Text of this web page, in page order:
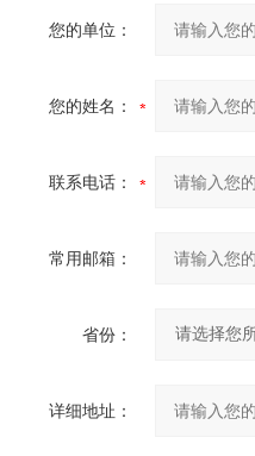
您的单位：
您的姓名：
联系电话：
常用邮箱：
省份：
详细地址：